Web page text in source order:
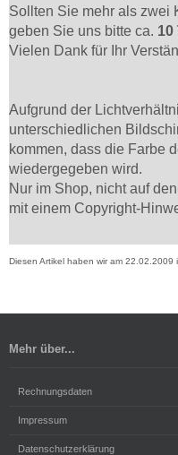
Sollten Sie mehr als zwei
geben Sie uns bitte ca. 10
Vielen Dank für Ihr
Aufgrund der
unterschiedlichen
kommen, dass die Farbe
wiedergegeben wird.
Nur im Shop, nicht auf
mit einem Copyright-
Diesen Artikel haben wir am 22.02.2009
Mehr über...
Rechnungsdaten
Impressum
Datenschutzerklärung